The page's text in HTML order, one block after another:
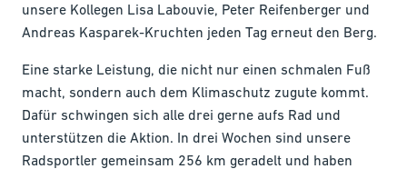
unsere Kollegen Lisa Labouvie, Peter Reifenberger und
Andreas Kasparek-Kruchten jeden Tag erneut den Berg.
Eine starke Leistung, die nicht nur einen schmalen Fuß
macht, sondern auch dem Klimaschutz zugute kommt.
Dafür schwingen sich alle drei gerne aufs Rad und
unterstützen die Aktion. In drei Wochen sind unsere
Radsportler gemeinsam 256 km geradelt und haben